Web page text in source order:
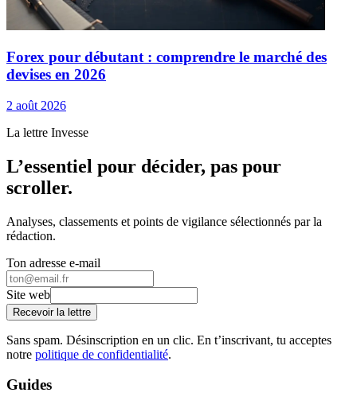
Forex pour débutant : comprendre le marché des
devises en 2026
2 août 2026
La lettre Invesse
L’essentiel pour décider, pas pour
scroller.
Analyses, classements et points de vigilance sélectionnés par la
rédaction.
Ton adresse e-mail
Site web
Recevoir la lettre
Sans spam. Désinscription en un clic. En t’inscrivant, tu acceptes
notre politique de confidentialité.
Guides